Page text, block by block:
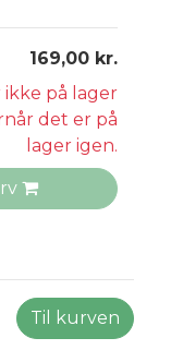
169,00 kr.
på lager
det er på
lager igen.
Til kurven